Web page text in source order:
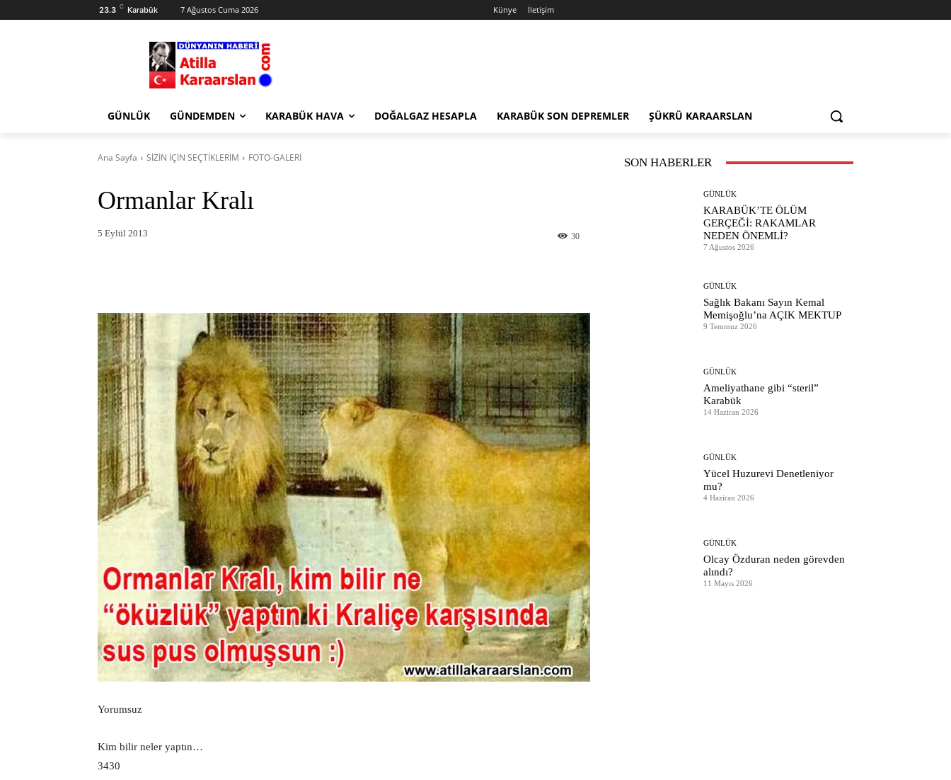
23.3 C Karabük 7 Ağustos Cuma 2026 Künye İletişim
GÜNLÜK GÜNDEMDEN KARABÜK HAVA DOĞALGAZ HESAPLA KARABÜK SON DEPREMLER ŞÜKRÜ KARAARSLAN
Ana Sayfa SİZİN İÇİN SEÇTİKLERİM FOTO-GALERİ
Ormanlar Kralı
5 Eylül 2013 30
Yorumsuz
Kim bilir neler yaptın…
3430
SON HABERLER
GÜNLÜK
KARABÜK’TE ÖLÜM
GERÇEĞİ: RAKAMLAR
NEDEN ÖNEMLİ?
7 Ağustos 2026
GÜNLÜK
Sağlık Bakanı Sayın Kemal
Memişoğlu’na AÇIK MEKTUP
9 Temmuz 2026
GÜNLÜK
Ameliyathane gibi “steril”
Karabük
14 Haziran 2026
GÜNLÜK
Yücel Huzurevi Denetleniyor
mu?
4 Haziran 2026
GÜNLÜK
Olcay Özduran neden görevden
alındı?
11 Mayıs 2026